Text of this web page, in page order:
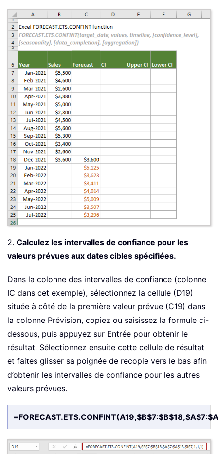
2. Calculez les intervalles de confiance pour les
valeurs prévues aux dates cibles spécifiées.
Dans la colonne des intervalles de confiance (colonne
IC dans cet exemple), sélectionnez la cellule (D19)
située à côté de la première valeur prévue (C19) dans
la colonne Prévision, copiez ou saisissez la formule ci-
dessous, puis appuyez sur Entrée pour obtenir le
résultat. Sélectionnez ensuite cette cellule de résultat
et faites glisser sa poignée de recopie vers le bas afin
d’obtenir les intervalles de confiance pour les autres
valeurs prévues.